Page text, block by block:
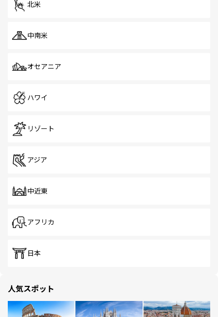
北米
中南米
オセアニア
ハワイ
リゾート
アジア
中近東
アフリカ
日本
人気スポット